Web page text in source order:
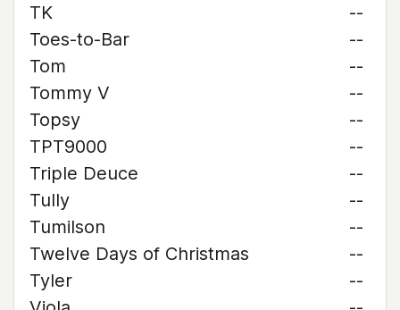
TK
--
Toes-to-Bar
--
Tom
--
Tommy V
--
Topsy
--
TPT9000
--
Triple Deuce
--
Tully
--
Tumilson
--
Twelve Days of Christmas
--
Tyler
--